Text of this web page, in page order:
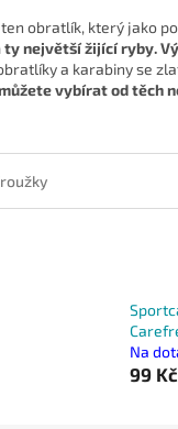
obratlík, který jako
největší žijící ryby.
a karabiny se
vybírat od těch
Na
99 Kč